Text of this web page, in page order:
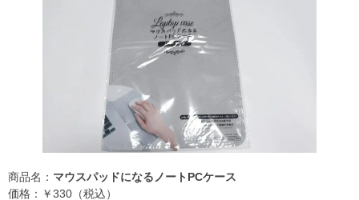
商品名： マウスパッドになるノートPCケース
価格：￥330（税込）